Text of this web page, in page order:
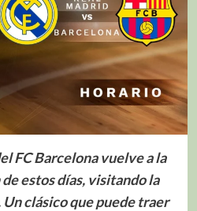
FC Barcelona vuelve a la
estos días, visitando la
clásico que puede traer